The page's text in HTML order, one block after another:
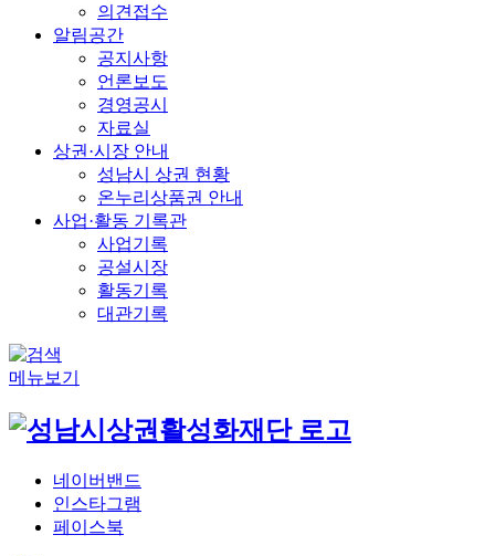
의견접수
알림공간
공지사항
언론보도
경영공시
자료실
상권·시장 안내
성남시 상권 현황
온누리상품권 안내
사업·활동 기록관
사업기록
공설시장
활동기록
대관기록
메뉴보기
네이버밴드
인스타그램
페이스북